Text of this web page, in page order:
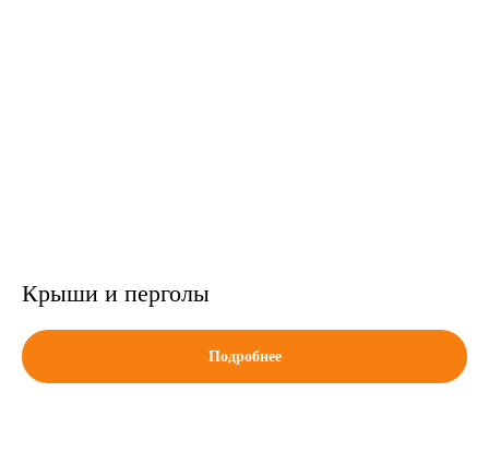
Крыши и перголы
Подробнее